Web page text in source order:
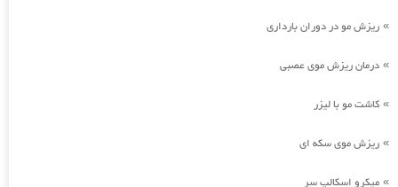
» ریزش مو در دوران بارداری
» درمان ریزش موی عصبی
» کاشت مو با لیزر
» ریزش موی سکه ای
» میکرو اسکالپ سر